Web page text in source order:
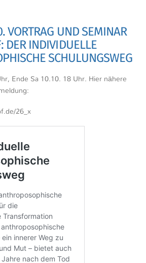
VORTRAG UND SEMINAR
DER INDIVIDUELLE
SCHULUNGSWEG
Ende Sa 10.10. 18 Uhr. Hier nähere
26_x